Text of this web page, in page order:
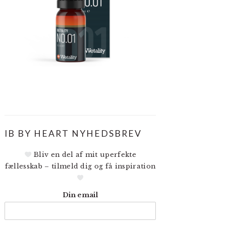
IB BY HEART NYHEDSBREV
Bliv en del af mit uperfekte
fællesskab – tilmeld dig og få inspiration
Din email